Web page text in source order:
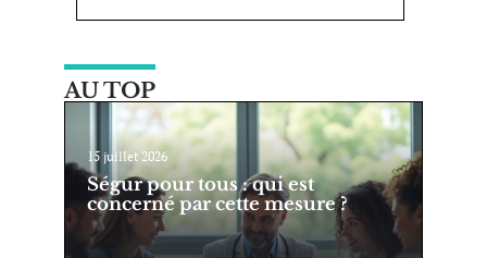
AU TOP
15 juillet 2026
Ségur pour tous : qui est
concerné par cette mesure ?